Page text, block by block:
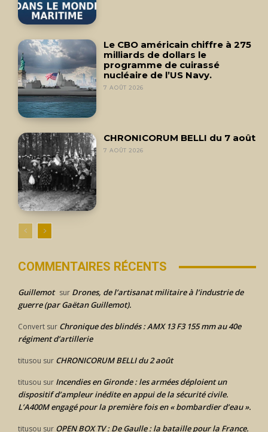
Le CBO américain chiffre à 275
milliards de dollars le
programme de cuirassé
nucléaire de l’US Navy.
7 AOÛT 2026
CHRONICORUM BELLI du 7 août
7 AOÛT 2026
COMMENTAIRES RÉCENTS
Guillemot sur Drones, de l’artisanat militaire à l’industrie de
guerre (par Gaëtan Guillemot).
Convert sur Chronique des blindés : AMX 13 F3 155 mm au 40e
régiment d’artillerie
titusou sur CHRONICORUM BELLI du 2 août
titusou sur Incendies en Gironde : les armées déploient un
dispositif d’ampleur inédite en appui de la sécurité civile.
L’A400M engagé pour la première fois en « bombardier d’eau ».
titusou sur OPEN BOX TV : De Gaulle : la bataille pour la France.